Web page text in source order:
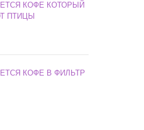
КОФЕ КОТОРЫЙ
ПТИЦЫ
КОФЕ В ФИЛЬТР